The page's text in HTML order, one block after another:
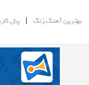
بهترین آهنگ زنگ |پنل